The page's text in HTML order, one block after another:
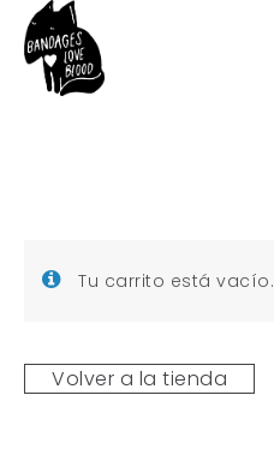
Tu carrito está vacío.
Volver a la tienda